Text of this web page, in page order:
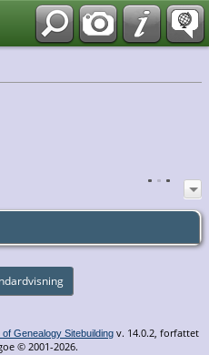
Genealogy Sitebuilding v. 14.0.2, forfattet
© 2001-2026.